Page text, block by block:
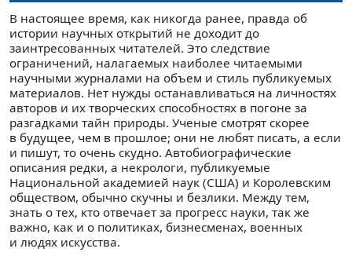
В настоящее время, как никогда ранее, правда об
истории научных открытий не доходит до
заинтресованных читателей. Это следствие
ограничений, налагаемых наиболее читаемыми
научными журналами на объем и стиль публикуемых
материалов. Нет нужды останавливаться на личностях
авторов и их творческих способностях в погоне за
разгадками тайн природы. Ученые смотрят скорее
в будущее, чем в прошлое; они не любят писать, а если
и пишут, то очень скудно. Автобиографические
описания редки, а некрологи, публикуемые
Национальной академией наук (США) и Королевским
обществом, обычно скучны и безлики. Между тем,
знать о тех, кто отвечает за прогресс науки, так же
важно, как и о политиках, бизнесменах, военных
и людях искусства.